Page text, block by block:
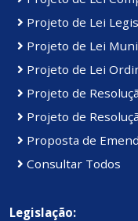
Projeto de Lei
Projeto de Lei
Projeto de Lei
Projeto de
Projeto de
Proposta de
Consultar Todos
Legislação: